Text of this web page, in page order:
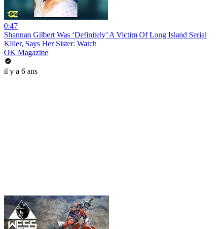
0:47
Shannan Gilbert Was ‘Definitely’ A Victim Of Long Island Serial
Killer, Says Her Sister: Watch
OK Magazine
il y a 6 ans